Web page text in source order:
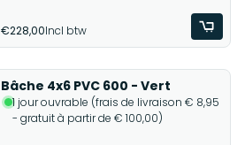
€228,00Incl btw
Bâche 4x6 PVC 600 - Vert
1 jour ouvrable (frais de livraison € 8,95
- gratuit à partir de € 100,00)